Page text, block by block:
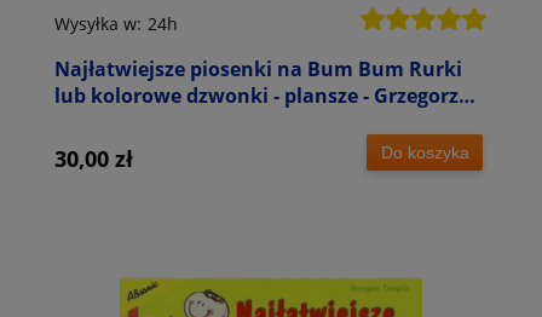
Najłatwiejsze piosenki na Bum Bum Rurki
lub kolorowe dzwonki - plansze - Grzegorz
Wysyłka w: 24h
30,00 zł Do koszyka